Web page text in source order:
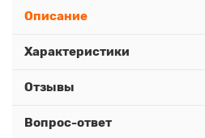
Описание
Характеристики
Отзывы
Вопрос-ответ